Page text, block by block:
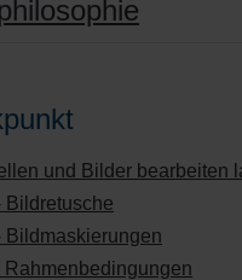
und Bilder bearbeiten
Bildretusche
Bildmaskierungen